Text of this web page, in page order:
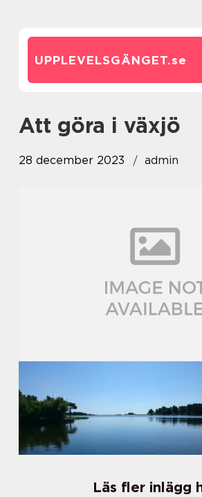
UPPLEVELSGÄNGET.se
att göra i växjö
28 december 2023 admin
Läs fler inlägg